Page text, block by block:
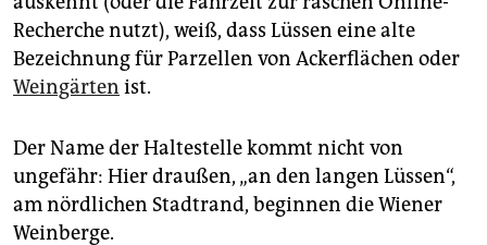
genossenschaft
epaper login
Recherche nutzt), weiß, dass Lüssen eine alte
Bezeichnung für Parzellen von Ackerflächen oder
Weingärten ist.
Der Name der Haltestelle kommt nicht von
ungefähr: Hier draußen, „an den langen Lüssen“,
am nördlichen Stadtrand, beginnen die Wiener
Weinberge.